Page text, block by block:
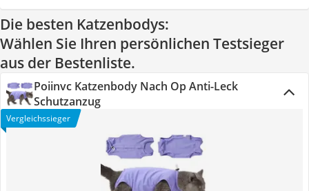
Die besten Katzenbodys:
Wählen Sie Ihren persönlichen Testsieger
aus der Bestenliste.
Poiinvc Katzenbody Nach Op Anti-Leck
Schutzanzug
Vergleichssieger